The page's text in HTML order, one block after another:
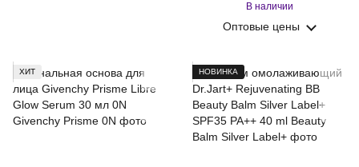
В наличии
Оптовые цены
ХИТ НОВИНКА